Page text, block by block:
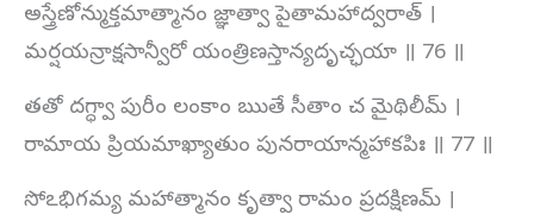
అస్త్రేణోన్ముక్తమాత్మానం జ్ఞాత్వా పైతామహాద్వరాత్ ।
మర్షయన్రాక్షసాన్వీరో యంత్రిణస్తాన్యదృచ్ఛయా ॥ 76 ॥
తతో దగ్ధ్వా పురీం లంకాం ఋతే సీతాం చ మైథిలీమ్ ।
రామాయ ప్రియమాఖ్యాతుం పునరాయాన్మహాకపిః ॥ 77 ॥
సోఽభిగమ్య మహాత్మానం కృత్వా రామం ప్రదక్షిణమ్ ।